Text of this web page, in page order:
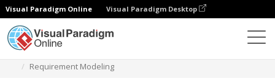
Visual Paradigm Online Visual Paradigm Desktop
Requirement Modeling